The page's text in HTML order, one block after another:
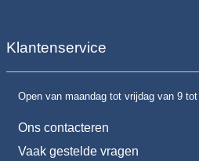
Klantenservice
Open van maandag tot vrijdag van 9
Ons contacteren
Vaak gestelde vragen